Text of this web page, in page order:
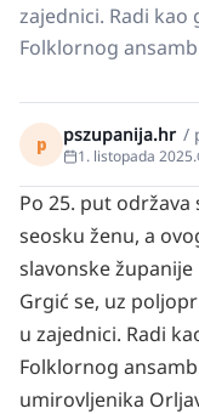
zajednici. Radi
Folklornog
p pszupanija.hr /
1. listopada 2025.
Po 25. put
seosku ženu, a
slavonske županije
Grgić se, uz
u zajednici. Radi
Folklornog
umirovljenika